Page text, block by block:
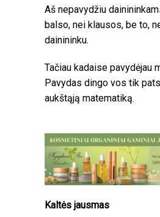
Aš nepavydžiu
balso, nei klausos, be to,
dainininku.
Tačiau kadaise pavydėjau
Pavydas dingo vos tik
aukštąją matematiką.
Kaltės jausmas